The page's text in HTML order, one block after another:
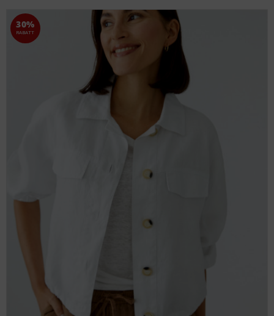
30%
RABATT